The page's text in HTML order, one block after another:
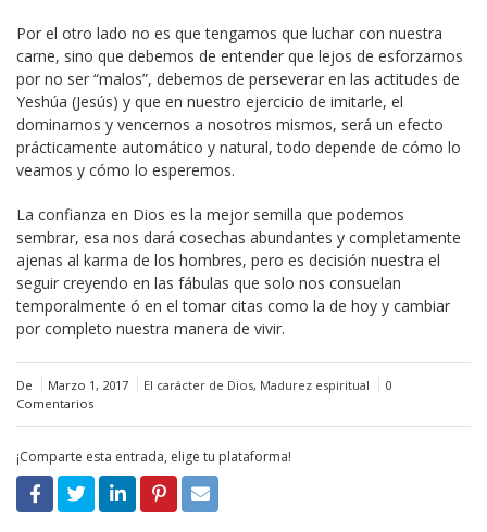
Por el otro lado no es que tengamos que luchar con nuestra
carne, sino que debemos de entender que lejos de esforzarnos
por no ser “malos”, debemos de perseverar en las actitudes de
Yeshúa (Jesús) y que en nuestro ejercicio de imitarle, el
dominarnos y vencernos a nosotros mismos, será un efecto
prácticamente automático y natural, todo depende de cómo lo
veamos y cómo lo esperemos.
La confianza en Dios es la mejor semilla que podemos
sembrar, esa nos dará cosechas abundantes y completamente
ajenas al karma de los hombres, pero es decisión nuestra el
seguir creyendo en las fábulas que solo nos consuelan
temporalmente ó en el tomar citas como la de hoy y cambiar
por completo nuestra manera de vivir.
De Marzo 1, 2017 El carácter de Dios, Madurez espiritual
0
Comentarios
¡Comparte esta entrada, elige tu plataforma!